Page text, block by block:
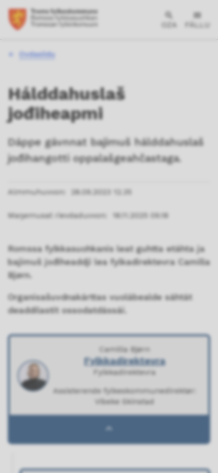
OZA FÁLLU
DonOvdasiidu
Hálddahuslaš
jođiheapmi
Dáppe gávnnat bajimuš hálddahuslaš
jođihangotti oppalašgeahčastaga.
Almmuhuvvon 28.09.2023 12.35
Maŋemusat rievdaduvvon 18.11.2025 09.18
Romssa fylkkasuohkanis leat guhtta etáhta ja
bajimuš jođiheaddji lea fylkadirektevra Camilla
Bjørn.
Organisašuvdnakárttas vuolábealde sáhtát
deaddilastit ossodatdássái.
Camilla Bjørn
Fylkkadirektevra
Fylkkadirektevra
Assisterende fylkeskommunedirektør:
Vibeke Skinstad